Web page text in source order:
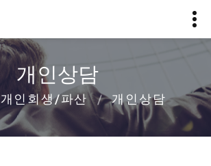
개인상담
개인회생/파산 개인상담